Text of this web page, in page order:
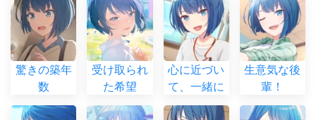
驚きの築年
数
受け取られ
た希望
心に近づい
て、一緒に
生意気な後
輩！